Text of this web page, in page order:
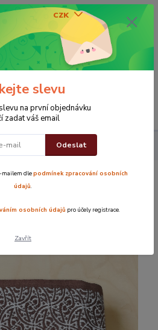
CZK
0 Kč
Orient - hnědá
slevu
na první objednávku
zadat váš email
Odeslat
mailem dlepodmínek zpracování osobních
údajů.
osobních údajů pro účely registrace.
Zavřít